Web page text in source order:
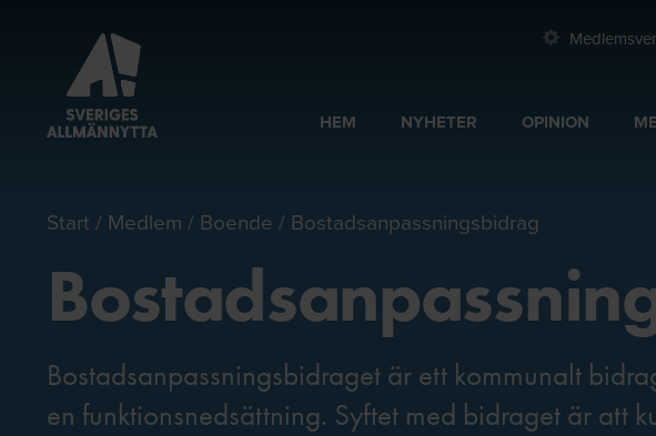
HEM NYHETER OPINION
Start Medlem Boende Bostadsanpassningsbidrag
Bostadsanpassningsbidraget är ett kommunalt
en funktionsnedsättning. Syftet med bidraget är att